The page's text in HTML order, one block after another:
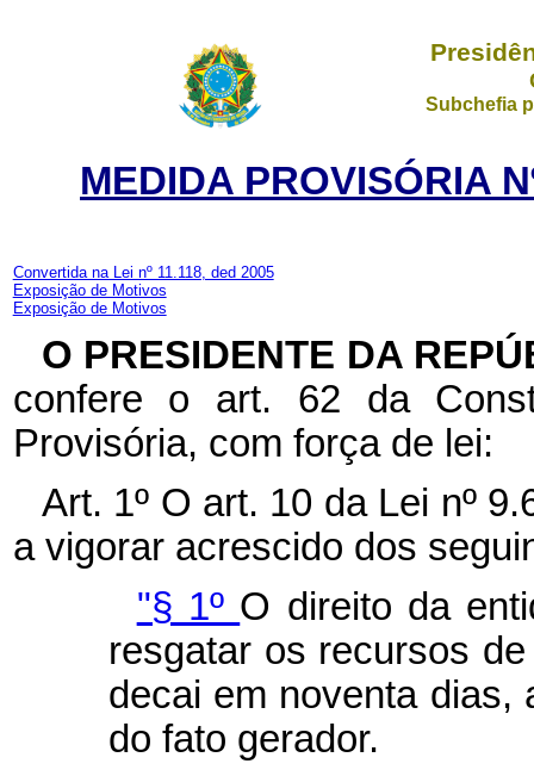
Subchefia
MEDIDA PROVISÓRIA
Convertida na Lei nº 11.118, ded 2005
Exposição de Motivos
Exposição de Motivos
O PRESIDENTE DA
confere o art. 62 da
Provisória, com força de lei:
Art. 1º O art. 10 da Lei nº
a vigorar acrescido dos
"§ 1º O direito da
resgatar os recursos
decai em noventa dias,
do fato gerador.